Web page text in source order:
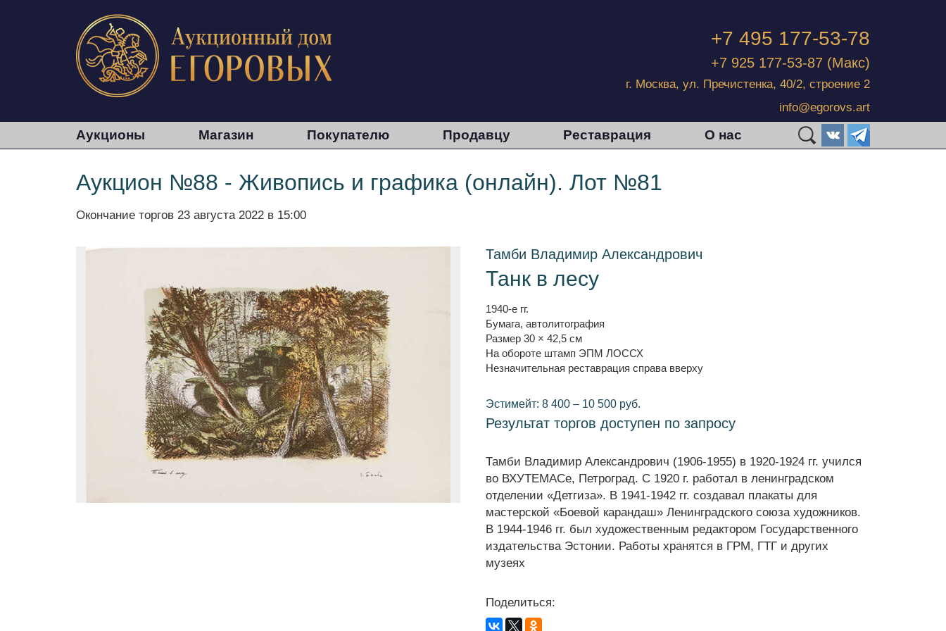
+7 495 177-53-78
+7 925 177-53-87 (Макс)
г. Москва, ул. Пречистенка, 40/2, строение 2
info@egorovs.art
Аукционы Магазин Покупателю Продавцу Реставрация О нас
Аукцион №88 - Живопись и графика (онлайн). Лот №81
Окончание торгов 23 августа 2022 в 15:00
Тамби Владимир Александрович
Танк в лесу
1940-е гг.
Бумага, автолитография
Размер 30 × 42,5 см
На обороте штамп ЭПМ ЛОССХ
Незначительная реставрация справа вверху
Эстимейт: 8 400 – 10 500 руб.
Результат торгов доступен по запросу
Тамби Владимир Александрович (1906-1955) в 1920-1924 гг. учился
во ВХУТЕМАСе, Петроград. С 1920 г. работал в ленинградском
отделении «Детгиза». В 1941-1942 гг. создавал плакаты для
мастерской «Боевой карандаш» Ленинградского союза художников.
В 1944-1946 гг. был художественным редактором Государственного
издательства Эстонии. Работы хранятся в ГРМ, ГТГ и других
музеях
Поделиться: